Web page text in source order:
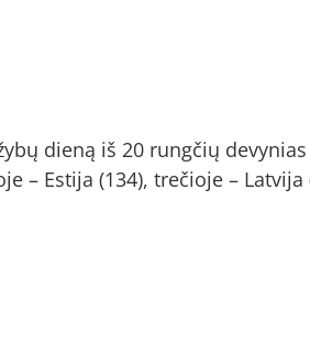
dieną iš 20 rungčių
– Estija (134), trečioje – Latvija